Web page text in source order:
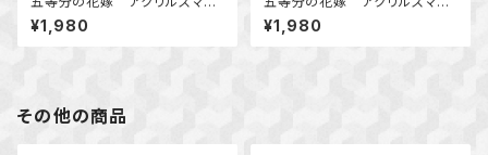
スタンド 中野 三玖
¥1,980
スタンド 中野 四葉
¥1,980
その他の商品